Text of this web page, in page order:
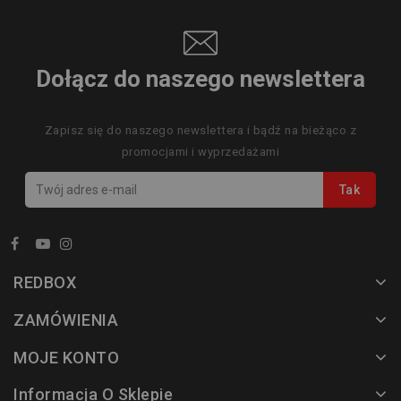
Dołącz do naszego newslettera
Zapisz się do naszego newslettera i bądź na bieżąco z
promocjami i wyprzedażami
REDBOX
ZAMÓWIENIA
MOJE KONTO
Informacja O Sklepie